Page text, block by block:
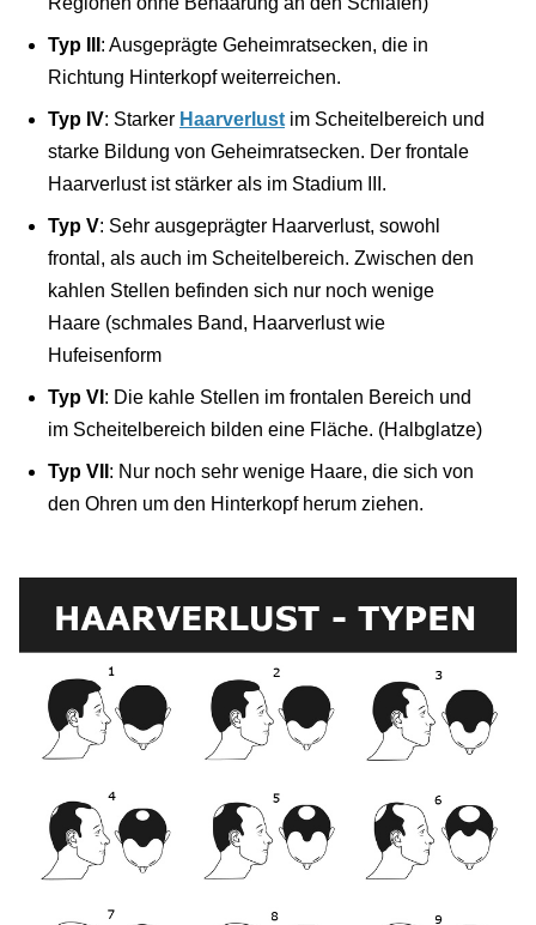
Typ III : Ausgeprägte Geheimratsecken, die in
Richtung Hinterkopf weiterreichen.
Typ IV: Starker Haarverlust im Scheitelbereich und
starke Bildung von Geheimratsecken. Der frontale
Haarverlust ist stärker als im Stadium III.
Typ V: Sehr ausgeprägter Haarverlust, sowohl
frontal, als auch im Scheitelbereich. Zwischen den
kahlen Stellen befinden sich nur noch wenige
Haare (schmales Band, Haarverlust wie
Hufeisenform
Typ VI : Die kahle Stellen im frontalen Bereich und
im Scheitelbereich bilden eine Fläche. (Halbglatze)
Typ VII : Nur noch sehr wenige Haare, die sich von
den Ohren um den Hinterkopf herum ziehen.